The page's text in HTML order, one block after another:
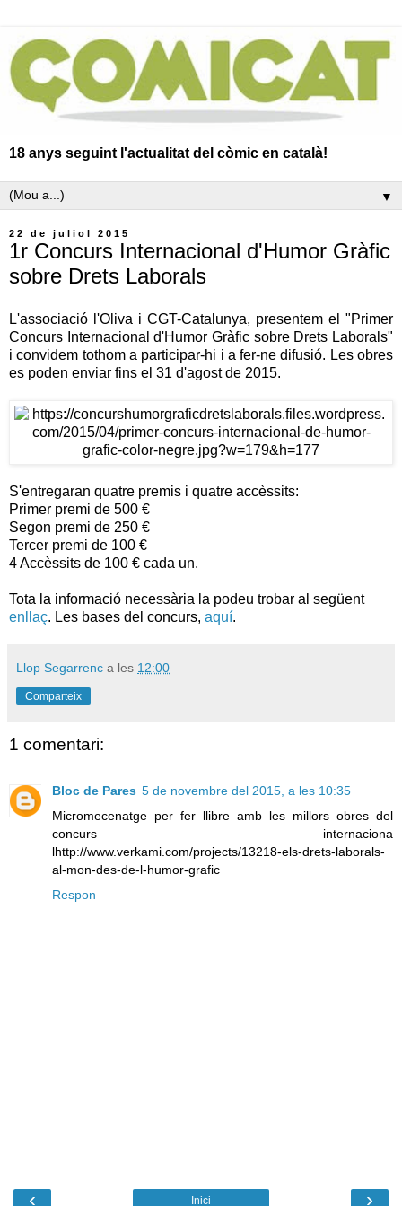
18 anys seguint l'actualitat del còmic en català!
▼
22 de juliol 2015
1r Concurs Internacional d'Humor Gràfic
sobre Drets Laborals
L'associació l'Oliva i CGT-Catalunya, presentem el "Primer
Concurs Internacional d'Humor Gràfic sobre Drets Laborals"
i convidem tothom a participar-hi i a fer-ne difusió. Les obres
es poden enviar fins el 31 d'agost de 2015.
S'entregaran quatre premis i quatre accèssits:
Primer premi de 500 €
Segon premi de 250 €
Tercer premi de 100 €
4 Accèssits de 100 € cada un.
Tota la informació necessària la podeu trobar al següent
enllaç. Les bases del concurs, aquí.
Llop Segarrenc a les 12:00
Comparteix
1 comentari:
Bloc de Pares 5 de novembre del 2015, a les 10:35
Micromecenatge per fer llibre amb les millors obres del
concurs internaciona
lhttp://www.verkami.com/projects/13218-els-drets-laborals-
al-mon-des-de-l-humor-grafic
Respon
‹ ›
Inici